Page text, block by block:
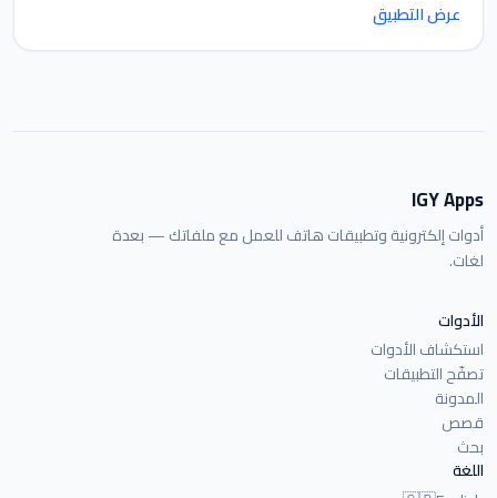
عرض التطبيق
IGY Apps
أدوات إلكترونية وتطبيقات هاتف للعمل مع ملفاتك — بعدة
لغات.
الأدوات
استكشاف الأدوات
تصفّح التطبيقات
المدونة
قصص
بحث
اللغة